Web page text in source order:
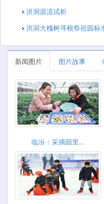
洪洞源流试析
洪洞大槐树寻根祭祖园标
新闻图片 图片故事
临汾：采摘园里...